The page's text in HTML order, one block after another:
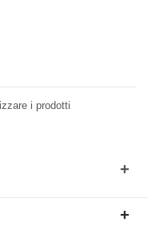
i prodotti
+
+